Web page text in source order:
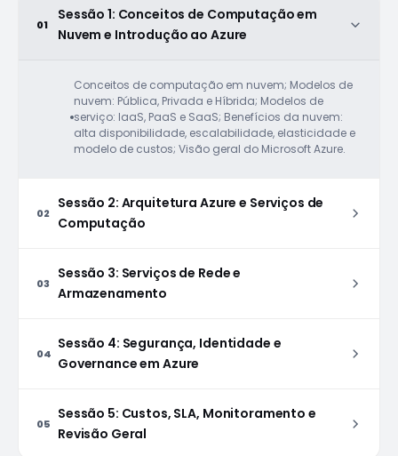
01
Sessão 1: Conceitos de Computação em
Nuvem e Introdução ao Azure
Conceitos de computação em nuvem; Modelos de
nuvem: Pública, Privada e Híbrida; Modelos de
serviço: IaaS, PaaS e SaaS; Benefícios da nuvem:
alta disponibilidade, escalabilidade, elasticidade e
modelo de custos; Visão geral do Microsoft Azure.
02
Sessão 2: Arquitetura Azure e Serviços de
Computação
03
Sessão 3: Serviços de Rede e
Armazenamento
04
Sessão 4: Segurança, Identidade e
Governance em Azure
05
Sessão 5: Custos, SLA, Monitoramento e
Revisão Geral